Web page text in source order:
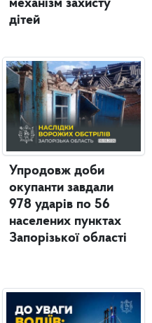
механізм захисту
дітей
Упродовж доби
окупанти завдали
978 ударів по 56
населених пунктах
Запорізької області